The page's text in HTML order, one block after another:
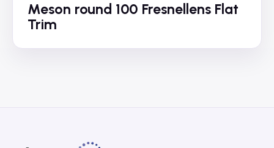
Meson round 100 Fresnellens Flat
Trim